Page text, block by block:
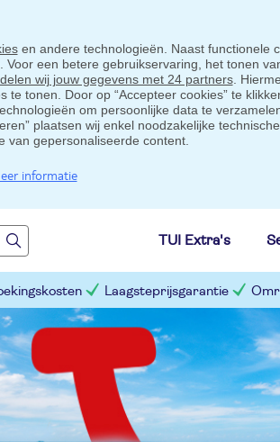
en andere technologieën. Naast functionele
een betere gebruikservaring, het tonen
delen wij jouw gegevens met 24 partners.
tonen. Door op “Accepteer cookies” te
om persoonlijke data te
plaatsen wij enkel noodzakelijke
van gepersonaliseerde content.
informatie
TUI Extra's
Laagsteprijsgarantie